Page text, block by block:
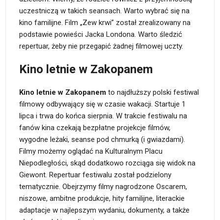
uczestniczą w takich seansach. Warto wybrać się na
kino familijne. Film „Zew krwi” został zrealizowany na
podstawie powieści Jacka Londona. Warto śledzić
repertuar, żeby nie przegapić żadnej filmowej uczty.
Kino letnie w Zakopanem
Kino letnie w Zakopanem to najdłuższy polski festiwal
filmowy odbywający się w czasie wakacji. Startuje 1
lipca i trwa do końca sierpnia. W trakcie festiwalu na
fanów kina czekają bezpłatne projekcje filmów,
wygodne leżaki, seanse pod chmurką (i gwiazdami).
Filmy możemy oglądać na Kulturalnym Placu
Niepodległości, skąd dodatkowo rozciąga się widok na
Giewont. Repertuar festiwalu został podzielony
tematycznie. Obejrzymy filmy nagrodzone Oscarem,
niszowe, ambitne produkcje, hity familijne, literackie
adaptacje w najlepszym wydaniu, dokumenty, a także